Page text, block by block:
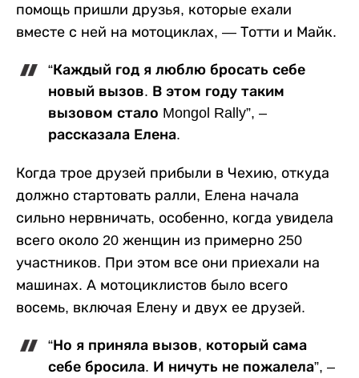
помощь пришли друзья, которые ехали
вместе с ней на мотоциклах, — Тотти и Майк.
“Каждый год я люблю бросать себе
новый вызов. В этом году таким
вызовом стало Mongol Rally”, –
рассказала Елена.
Когда трое друзей прибыли в Чехию, откуда
должно стартовать ралли, Елена начала
сильно нервничать, особенно, когда увидела
всего около 20 женщин из примерно 250
участников. При этом все они приехали на
машинах. А мотоциклистов было всего
восемь, включая Елену и двух ее друзей.
“Но я приняла вызов, который сама
себе бросила. И ничуть не пожалела”, –